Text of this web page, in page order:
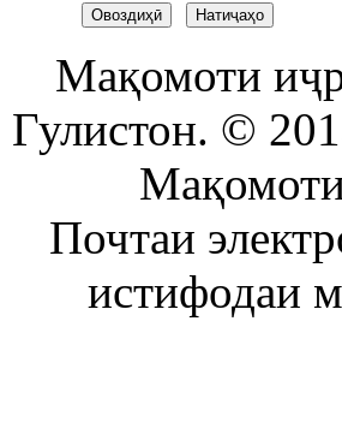
Мақомоти
Гулистон. ©
Почтаи
истифодаи